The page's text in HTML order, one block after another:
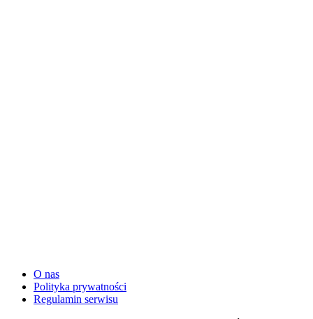
O nas
Polityka prywatności
Regulamin serwisu